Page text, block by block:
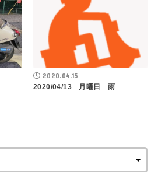
2020.04.15
2020/04/13 月曜日 雨